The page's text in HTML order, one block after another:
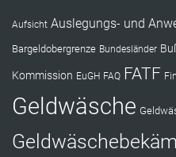
Aufsicht Auslegungs- und
Bargeldobergrenze Bundesländer
Kommission EuGH FAQ FATF
Geldwäsche